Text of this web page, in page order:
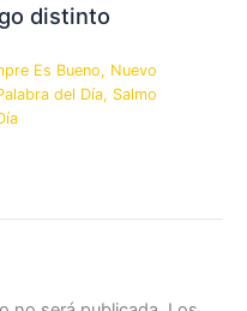
distinto
Es Bueno, Nuevo
del Día, Salmo